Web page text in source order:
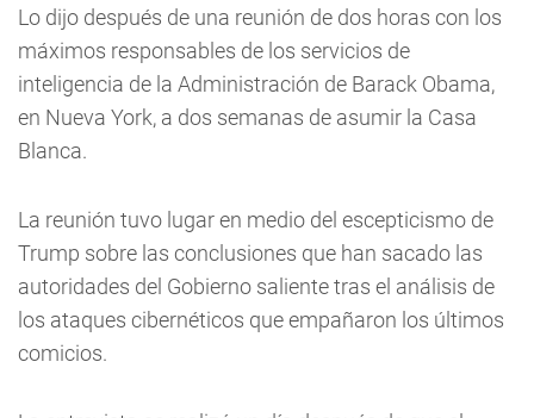
Lo dijo después de una reunión de dos horas con los
máximos responsables de los servicios de
inteligencia de la Administración de Barack Obama,
en Nueva York, a dos semanas de asumir la Casa
Blanca.
La reunión tuvo lugar en medio del escepticismo de
Trump sobre las conclusiones que han sacado las
autoridades del Gobierno saliente tras el análisis de
los ataques cibernéticos que empañaron los últimos
comicios.